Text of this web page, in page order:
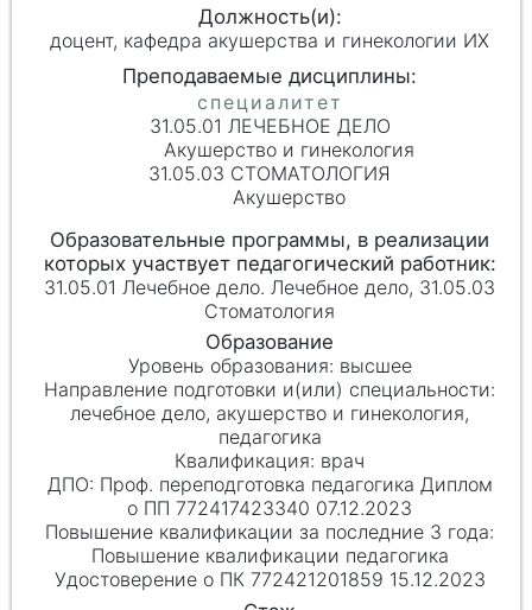
доцент, кафедра акушерства и гинекологии ИХ
31.05.01 ЛЕЧЕБНОЕ ДЕЛО
Акушерство и гинекология
31.05.03 СТОМАТОЛОГИЯ
Акушерство
31.05.01 Лечебное дело. Лечебное дело, 31.05.03
Стоматология
высшее
лечебное дело, акушерство и гинекология,
педагогика
врач
Проф. переподготовка педагогика Диплом
о ПП 772417423340 07.12.2023
Повышение квалификации педагогика
Удостоверение о ПК 772421201859 15.12.2023